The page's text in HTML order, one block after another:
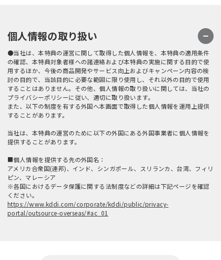
個人情報の取り扱い
●当社は、本特典の運営に関して取得した個人情報を、本特典の適用条件
の確認、本特典対象者様への諸連絡および本特典の実施に関する目的で使
用するほか、今後の商品開発やサービス向上およびキャンペーン内容の検
討の目的で、当該目的に必要な範囲に限り使用し、それ以外の目的で使用
することはありません。その他、個人情報の取り扱いに関しては、当社の
プライバシーポリシーに従い、適切に取り扱います。
また、以下の制度を有する外国へ本画面で取得した個人情報を運用上提供
することがあります。
当社は、本特典の運営のために以下の外国にある外国事業者に個人情報を
提供することがあります。
■個人情報を提供する先の外国名：
アメリカ合衆国(連邦)、インド、シンガポール、スリランカ、台湾、フィリ
ピン、マレーシア
※各国におけるデータ保護に関する法制度などの詳細は下記ページを確認
ください。
https://www.kddi.com/corporate/kddi/public/privacy-
portal/outsource-overseas/#ac_01